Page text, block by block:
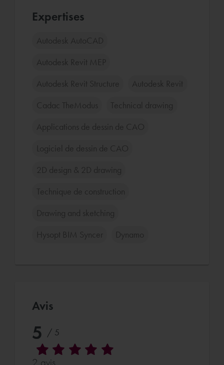
Expertises
Autodesk AutoCAD
Autodesk Revit MEP
Autodesk Revit Structure Autodesk Revit
Cadac TheModus Technical drawing
Applications de dessin de CAO
Logiciel de dessin de CAO
2D design & 2D drawing
Technique de construction
Drawing and sketching
Hysopt BIM Syncer Dynamo
Avis
5 / 5
2 avis